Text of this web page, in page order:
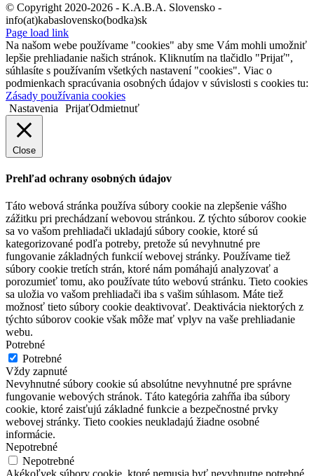
© Copyright 2020-2026 - K.A.B.A. Slovensko -
info(at)kabaslovensko(bodka)sk
Page load link
Na našom webe používame "cookies" aby sme Vám mohli umožniť
lepšie prehliadanie našich stránok. Kliknutím na tlačidlo "Prijať",
súhlasíte s používaním všetkých nastavení "cookies". Viac o
podmienkach spracúvania osobných údajov v súvislosti s cookies tu:
Zásady používania cookies
Nastavenia
PrijaťOdmietnuť
Close
Prehľad ochrany osobných údajov
Táto webová stránka používa súbory cookie na zlepšenie vášho
zážitku pri prechádzaní webovou stránkou. Z týchto súborov cookie
sa vo vašom prehliadači ukladajú súbory cookie, ktoré sú
kategorizované podľa potreby, pretože sú nevyhnutné pre
fungovanie základných funkcií webovej stránky. Používame tiež
súbory cookie tretích strán, ktoré nám pomáhajú analyzovať a
porozumieť tomu, ako používate túto webovú stránku. Tieto cookies
sa uložia vo vašom prehliadači iba s vašim súhlasom. Máte tiež
možnosť tieto súbory cookie deaktivovať. Deaktivácia niektorých z
týchto súborov cookie však môže mať vplyv na vaše prehliadanie
webu.
Potrebné
Potrebné
Vždy zapnuté
Nevyhnutné súbory cookie sú absolútne nevyhnutné pre správne
fungovanie webových stránok. Táto kategória zahŕňa iba súbory
cookie, ktoré zaisťujú základné funkcie a bezpečnostné prvky
webovej stránky. Tieto cookies neukladajú žiadne osobné
informácie.
Nepotrebné
Nepotrebné